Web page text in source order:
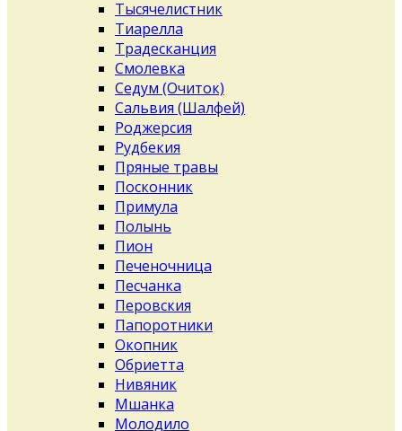
Тысячелистник
Тиарелла
Традесканция
Смолевка
Седум (Очиток)
Сальвия (Шалфей)
Роджерсия
Рудбекия
Пряные травы
Посконник
Примула
Полынь
Пион
Печеночница
Песчанка
Перовския
Папоротники
Окопник
Обриетта
Нивяник
Мшанка
Молодило